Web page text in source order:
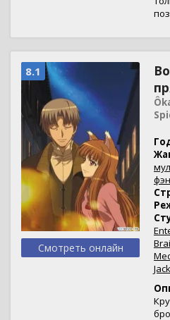
8.1
Смотреть онлайн
Jack